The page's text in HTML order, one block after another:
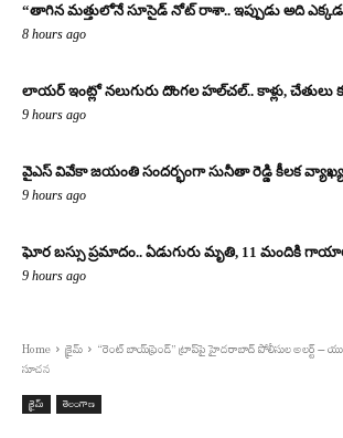
“తాగిన మత్తులోనే సూసైడ్ నోట్ రాశా.. ఇప్పుడు అది
8 hours ago
లాయర్ ఇంట్లో నలుగురు దొంగల హల్‌చల్.. కాళ్లు, చేతులు
9 hours ago
వైఎస్ వివేకా జయంతి సందర్భంగా సునీతా రెడ్డి కీలక
9 hours ago
ఘోర బస్సు ప్రమాదం.. ఏడుగురు మృతి, 11 మందికి
9 hours ago